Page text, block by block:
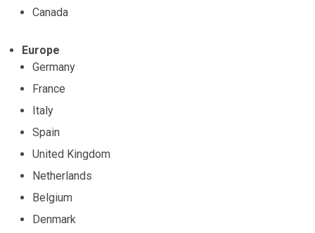
Canada
Europe
Germany
France
Italy
Spain
United Kingdom
Netherlands
Belgium
Denmark